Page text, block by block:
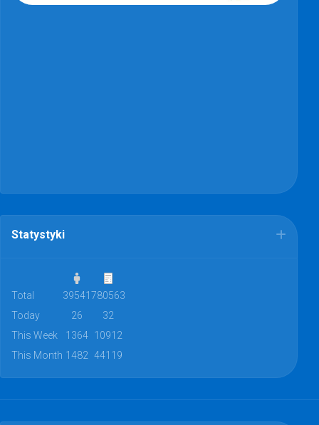
Statystyki
Total 39541 780563
Today
26
32
This Week
1364 10912
This Month 1482 44119